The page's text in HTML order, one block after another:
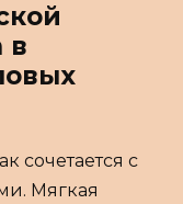
в
сочетается с
Мягкая